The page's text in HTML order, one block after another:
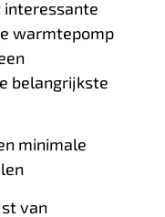
warmtepomp
belangrijkste
minimale
van